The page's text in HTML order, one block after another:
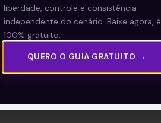
liberdade, controle e consistência —
independente do cenário. Baixe agora, é
100% gratuito.
QUERO O GUIA GRATUITO →